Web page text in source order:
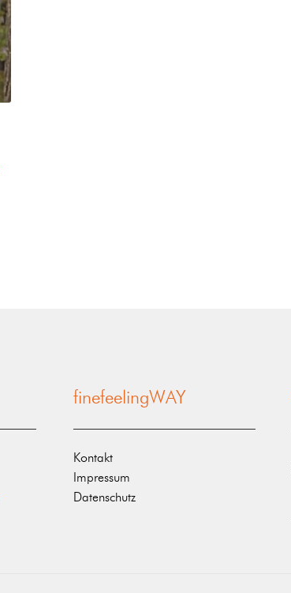
finefeelingWAY
Kontakt
Impressum
Datenschutz